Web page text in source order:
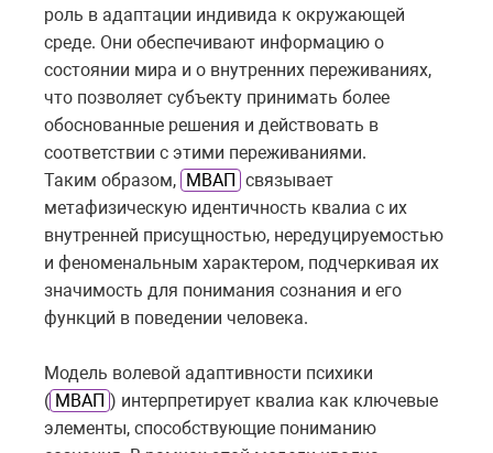
роль в адаптации индивида к окружающей
среде. Они обеспечивают информацию о
состоянии мира и о внутренних переживаниях,
что позволяет субъекту принимать более
обоснованные решения и действовать в
соответствии с этими переживаниями.
Таким образом, МВАП связывает
метафизическую идентичность квалиа с их
внутренней присущностью, нередуцируемостью
и феноменальным характером, подчеркивая их
значимость для понимания сознания и его
функций в поведении человека.
Модель волевой адаптивности психики
( МВАП ) интерпретирует квалиа как ключевые
элементы, способствующие пониманию